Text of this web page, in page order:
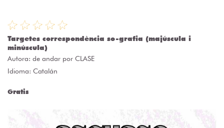
Targetes correspondència so-grafia (majúscula i
minúscula)
Autora: de andar por CLASE
Idioma: Catalán
Gratis